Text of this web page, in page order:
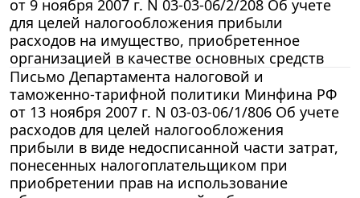
от 9 ноября 2007 г. N 03-03-06/2/208 Об учете
для целей налогообложения прибыли
расходов на имущество, приобретенное
организацией в качестве основных средств
Письмо Департамента налоговой и
таможенно-тарифной политики Минфина РФ
от 13 ноября 2007 г. N 03-03-06/1/806 Об учете
расходов для целей налогообложения
прибыли в виде недосписанной части затрат,
понесенных налогоплательщиком при
приобретении прав на использование